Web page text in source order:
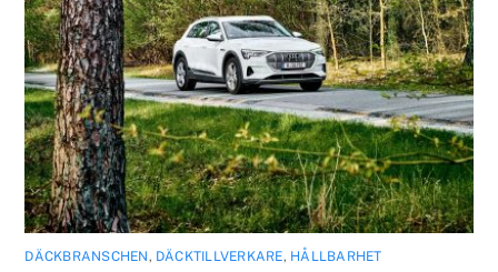
DÄCKBRANSCHEN, DÄCKTILLVERKARE, HÅLLBARHET